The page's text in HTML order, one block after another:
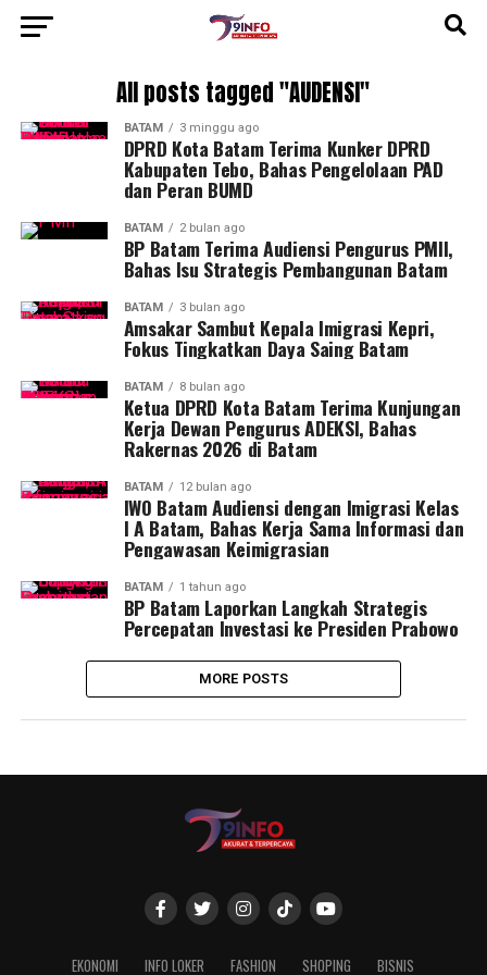
All posts tagged "AUDENSI"
BATAM 3 minggu ago
DPRD Kota Batam Terima Kunker DPRD
Kabupaten Tebo, Bahas Pengelolaan PAD
dan Peran BUMD
BATAM 2 bulan ago
BP Batam Terima Audiensi Pengurus PMII,
Bahas Isu Strategis Pembangunan Batam
BATAM 3 bulan ago
Amsakar Sambut Kepala Imigrasi Kepri,
Fokus Tingkatkan Daya Saing Batam
BATAM 8 bulan ago
Ketua DPRD Kota Batam Terima Kunjungan
Kerja Dewan Pengurus ADEKSI, Bahas
Rakernas 2026 di Batam
BATAM 12 bulan ago
IWO Batam Audiensi dengan Imigrasi Kelas
I A Batam, Bahas Kerja Sama Informasi dan
Pengawasan Keimigrasian
BATAM 1 tahun ago
BP Batam Laporkan Langkah Strategis
Percepatan Investasi ke Presiden Prabowo
MORE POSTS
EKONOMI INFO LOKER FASHION SHOPING BISNIS